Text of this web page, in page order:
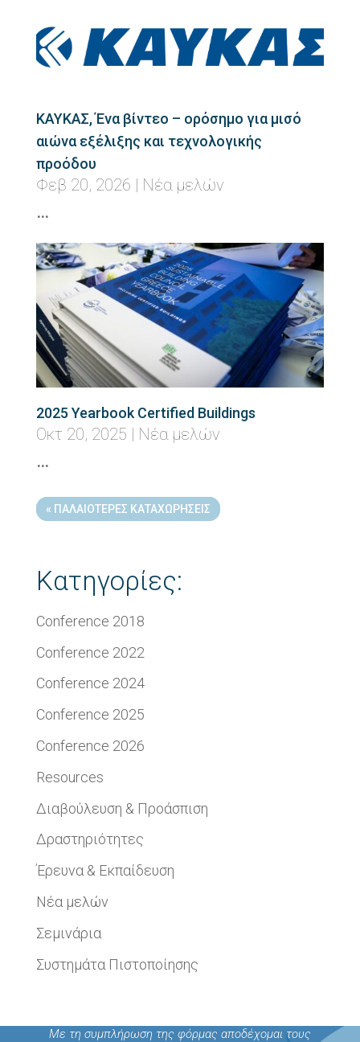
ΚΑΥΚΑΣ, Ένα βίντεο – ορόσημο για μισό
αιώνα εξέλιξης και τεχνολογικής
προόδου
Φεβ 20, 2026 | Νέα μελών
…
2025 Yearbook Certified Buildings
Οκτ 20, 2025 | Νέα μελών
…
« ΠΑΛΑΙΌΤΕΡΕΣ ΚΑΤΑΧΩΡΉΣΕΙΣ
Κατηγορίες:
Conference 2018
Conference 2022
Conference 2024
Conference 2025
Conference 2026
Resources
Διαβούλευση & Προάσπιση
Δραστηριότητες
Έρευνα & Εκπαίδευση
Νέα μελών
Σεμινάρια
Συστημάτα Πιστοποίησης
Με τη συμπλήρωση της φόρμας αποδέχομαι τους